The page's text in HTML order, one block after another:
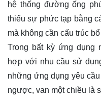
hệ thống đường ống
thiểu sự phức tạp bằng
mà không cần cấu trúc
Trong bất kỳ ứng dụng
hợp với nhu cầu sử
những ứng dụng yêu
ngược, van một chiều là